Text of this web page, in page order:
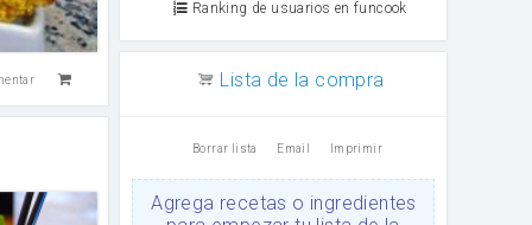
Ranking de usuarios en funcook
Lista de la compra
Borrar lista Email Imprimir
Agrega recetas o ingredientes